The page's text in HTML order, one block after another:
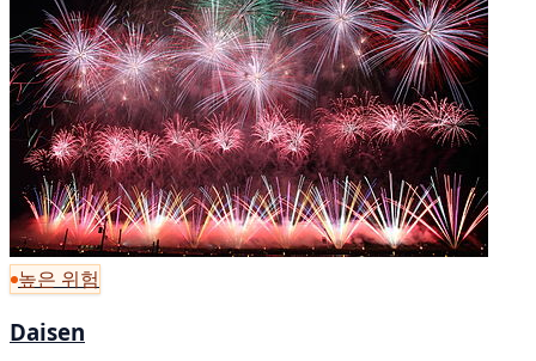
높은 위험
Daisen